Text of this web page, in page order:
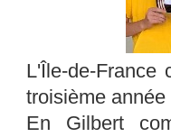
L'Île-de-France
troisième
En Gilbert